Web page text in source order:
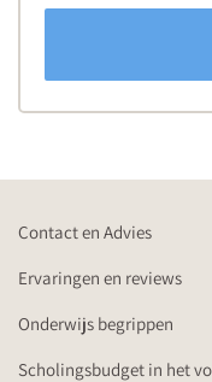
Contact en Advies
Ervaringen en reviews
Onderwijs begrippen
Scholingsbudget in het vo